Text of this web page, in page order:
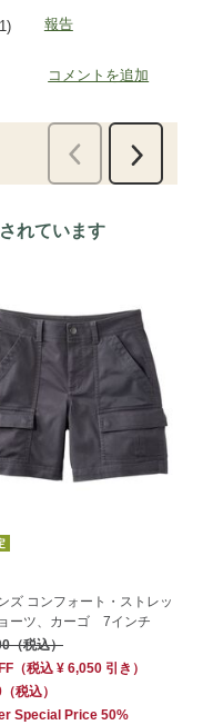
れています
ズ コンフォート・ストレッ
ーツ、カーゴ 7インチ
（税込）
（税込 ¥ 6,050 引き）
（税込）
Special Price 50%